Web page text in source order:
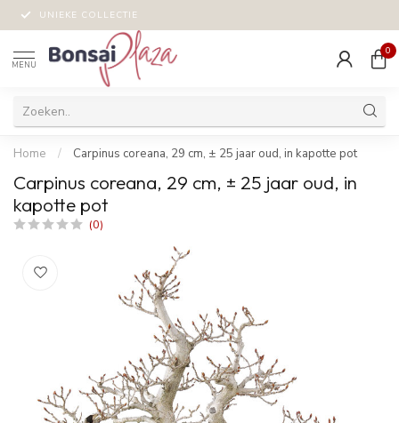
UNIEKE COLLECTIE
MENU
0
Home / Carpinus coreana, 29 cm, ± 25 jaar oud, in kapotte pot
Carpinus coreana, 29 cm, ± 25 jaar oud, in
kapotte pot
(0)